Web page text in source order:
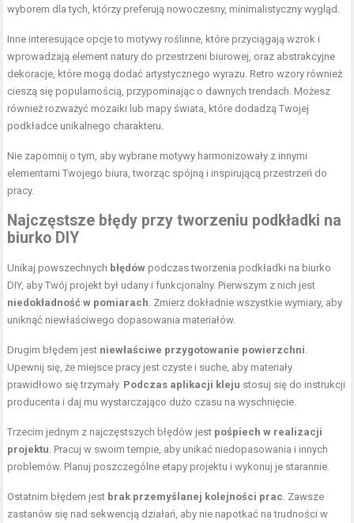
wyborem dla tych, którzy preferują nowoczesny, minimalistyczny wygląd.
Inne interesujące opcje to motywy roślinne, które przyciągają wzrok i
wprowadzają element natury do przestrzeni biurowej, oraz abstrakcyjne
dekoracje, które mogą dodać artystycznego wyrazu. Retro wzory również
cieszą się popularnością, przypominając o dawnych trendach. Możesz
również rozważyć mozaiki lub mapy świata, które dodadzą Twojej
podkładce unikalnego charakteru.
Nie zapomnij o tym, aby wybrane motywy harmonizowały z innymi
elementami Twojego biura, tworząc spójną i inspirującą przestrzeń do
pracy.
Najczęstsze błędy przy tworzeniu podkładki na
biurko DIY
Unikaj powszechnych błędów podczas tworzenia podkładki na biurko
DIY, aby Twój projekt był udany i funkcjonalny. Pierwszym z nich jest
niedokładność w pomiarach . Zmierz dokładnie wszystkie wymiary, aby
uniknąć niewłaściwego dopasowania materiałów.
Drugim błędem jest niewłaściwe przygotowanie powierzchni
Upewnij się, że miejsce pracy jest czyste i suche, aby materiały
prawidłowo się trzymały. Podczas aplikacji kleju stosuj się do instrukcji
producenta i daj mu wystarczająco dużo czasu na wyschnięcie.
Trzecim jednym z najczęstszych błędów jest pośpiech w realizacji
projektu . Pracuj w swoim tempie, aby unikać niedopasowania i innych
problemów. Planuj poszczególne etapy projektu i wykonuj je starannie.
Ostatnim błędem jest brak przemyślanej kolejności prac . Zawsze
zastanów się nad sekwencją działań, aby nie napotkać na trudności w